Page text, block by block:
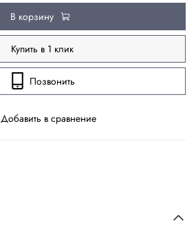
Добавить в сравнение
В корзину
Купить в 1 клик
Позвонить